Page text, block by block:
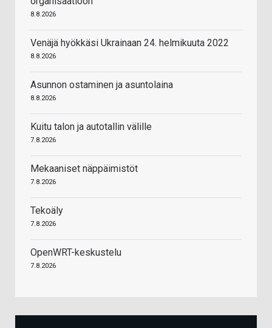
8.8.2026
Venäjä hyökkäsi Ukrainaan 24. helmikuuta 2022
8.8.2026
Asunnon ostaminen ja asuntolaina
8.8.2026
Kuitu talon ja autotallin välille
7.8.2026
Mekaaniset näppäimistöt
7.8.2026
Tekoäly
7.8.2026
OpenWRT-keskustelu
7.8.2026